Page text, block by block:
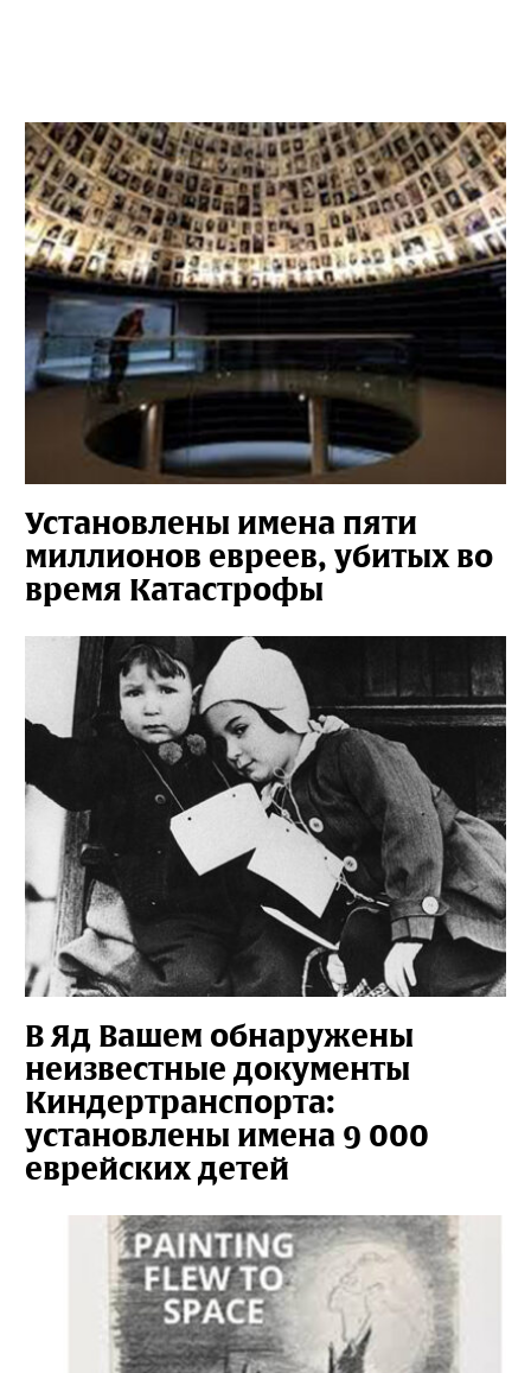
Установлены имена пяти
миллионов евреев, убитых во
время Катастрофы
В Яд Вашем обнаружены
неизвестные документы
Киндертранспорта:
установлены имена 9 000
еврейских детей